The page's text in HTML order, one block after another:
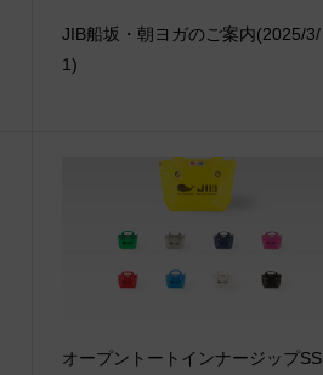
JIB船坂・朝ヨガのご案内(2025/3/
1)
オープントートインナージップSS